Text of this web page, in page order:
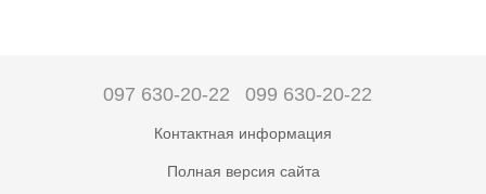
097 630-20-22 099 630-20-22
Контактная информация
Полная версия сайта